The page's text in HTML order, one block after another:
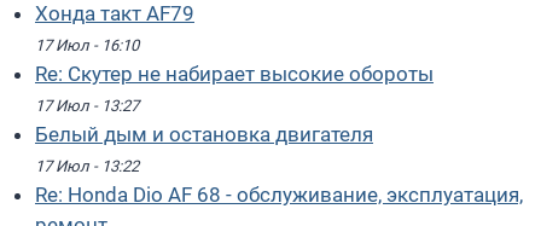
Хонда такт AF79
17 Июл - 16:10
Re: Скутер не набирает высокие обороты
17 Июл - 13:27
Белый дым и остановка двигателя
17 Июл - 13:22
Re: Honda Dio AF 68 - обслуживание, эксплуатация,